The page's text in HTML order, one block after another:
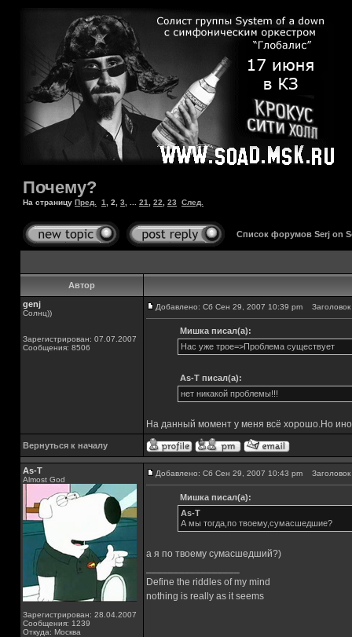
Почему?
На страницу Пред. 1 2 3 21 22 23 След.
Список форумов Serj on
Автор
genj
Солнц))
Зарегистрирован: 07.07.2007
Сообщения: 8506
Добавлено: Сб Сен 29, 2007 10:39 pm
Мишка писал(а):
Нас уже трое=>Проблема существует
As-T писал(а):
нет никакой проблемы!!!
На данный момент у меня всё хорошо.Но
Вернуться к началу
As-T
Almost God
Зарегистрирован: 28.04.2007
Сообщения: 1239
Откуда: Москва
Добавлено: Сб Сен 29, 2007 10:43 pm
Мишка писал(а):
As-T
А мы тогда,по твоему,сумасшедшие?
а я по твоему сумасшедший?)
Define the riddles of my mind
nothing is really as it seems